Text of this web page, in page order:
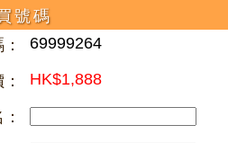
號碼
69999264
HK$1,888